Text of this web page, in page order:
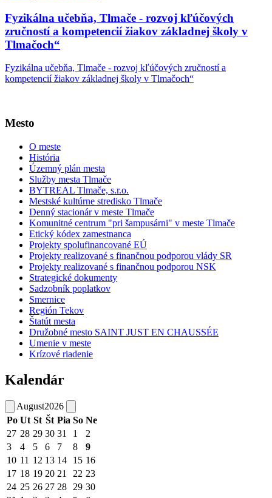
Fyzikálna učebňa, Tlmače - rozvoj kľúčových
zručností a kompetencií žiakov základnej školy v
Tlmačoch“
Fyzikálna učebňa, Tlmače - rozvoj kľúčových zručností a
kompetencií žiakov základnej školy v Tlmačoch“
Mesto
O meste
História
Územný plán mesta
Služby mesta Tlmače
BYTREAL Tlmače, s.r.o.
Mestské kultúrne stredisko Tlmače
Denný stacionár v meste Tlmače
Komunitné centrum "pri šampusárni" v meste Tlmače
Etický kódex zamestnanca
Projekty spolufinancované EÚ
Projekty realizované s finančnou podporou vlády SR
Projekty realizované s finančnou podporou NSK
Strategické dokumenty
Sadzobník poplatkov
Smernice
Región Tekov
Štatút mesta
Družobné mesto SAINT JUST EN CHAUSSÉE
Umenie v meste
Krízové riadenie
Kalendár
August2026
Po Ut St Št Pia So Ne
27 28 29 30 31 1
2
3
4 5 6 7 8
9
10 11 12 13 14 15 16
17 18 19 20 21 22 23
24 25 26 27 28 29 30